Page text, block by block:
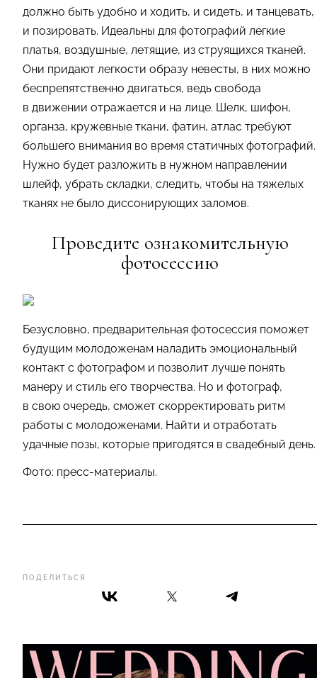
ПОДЕЛИТЬСЯ
должно быть удобно и ходить, и сидеть, и танцевать,
и позировать. Идеальны для фотографий легкие
платья, воздушные, летящие, из струящихся тканей.
Они придают легкости образу невесты, в них можно
беспрепятственно двигаться, ведь свобода
в движении отражается и на лице. Шелк, шифон,
органза, кружевные ткани, фатин, атлас требуют
большего внимания во время статичных фотографий.
Нужно будет разложить в нужном направлении
шлейф, убрать складки, следить, чтобы на тяжелых
тканях не было диссонирующих заломов.
Проведите ознакомительную
фотосессию
Безусловно, предварительная фотосессия поможет
будущим молодоженам наладить эмоциональный
контакт с фотографом и позволит лучше понять
манеру и стиль его творчества. Но и фотограф,
в свою очередь, сможет скорректировать ритм
работы с молодоженами. Найти и отработать
удачные позы, которые пригодятся в свадебный день.
Фото: пресс-материалы.